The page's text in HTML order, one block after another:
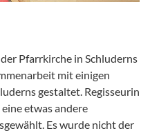
Pfarrkirche in Schluderns
mit einigen
gestaltet. Regisseurin
etwas andere
Es wurde nicht der